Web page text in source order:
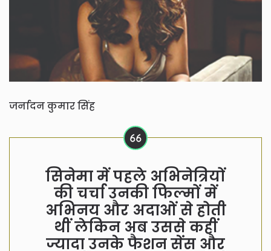
जर्नादन कुमार सिंह
सिनेमा में पहले अभिनेत्रियों
की चर्चा उनकी फिल्मों में
अभिनय और अदाओं से होती
थीं लेकिन अब उससे कहीं
ज्यादा उनके फैशन सेंस और